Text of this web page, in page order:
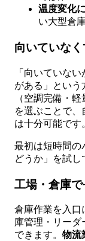
温度変化
い大型倉
向いていな
「向いていな
がある」という
（空調完備・
を選ぶことで、
は十分可能です
最初は短時間の
どうか」を試し
工場・倉庫
倉庫作業を入口
庫管理・リーダ
できます。 物流